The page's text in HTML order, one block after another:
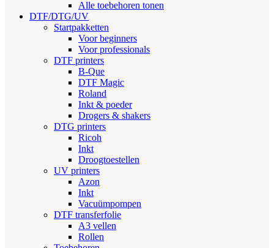
Alle toebehoren tonen
DTF/DTG/UV
Startpakketten
Voor beginners
Voor professionals
DTF printers
B-Que
DTF Magic
Roland
Inkt & poeder
Drogers & shakers
DTG printers
Ricoh
Inkt
Droogtoestellen
UV printers
Azon
Inkt
Vacuümpompen
DTF transferfolie
A3 vellen
Rollen